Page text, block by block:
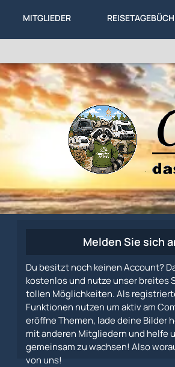
MITGLIEDER
Melden Sie sich
Du besitzt noch keinen Account?
kostenlos und nutze unser breites
tollen Möglichkeiten. Als
Funktionen nutzen um aktiv am
eröffne Themen, lade deine Bilder
mit anderen Mitgliedern und helfe
gemeinsam zu wachsen! Also
von uns!